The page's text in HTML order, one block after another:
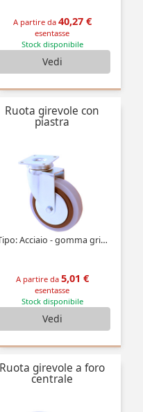
A partire da 40,27 €
esentasse
Stock disponibile
Vedi
Ruota girevole con
piastra
Tipo: Acciaio - gomma grigia
A partire da 5,01 €
esentasse
Stock disponibile
Vedi
Ruota girevole a foro
centrale